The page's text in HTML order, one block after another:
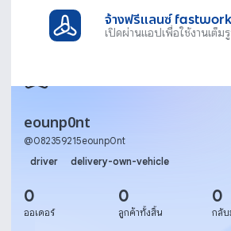
จ้างฟรีแลนซ์ fastwork
เปิดผ่านแอปเพื่อใช้งานเต็
eounp0nt
@082359215eounp0nt
driver
delivery-own-vehicle
0
ออเดอร์
0
ลูกค้าทั้งสิ้น
0
กลับ